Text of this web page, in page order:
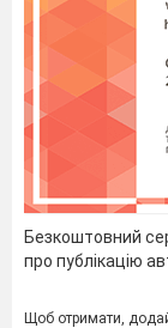
Безкоштовний
про публікацію
Щоб отримати,